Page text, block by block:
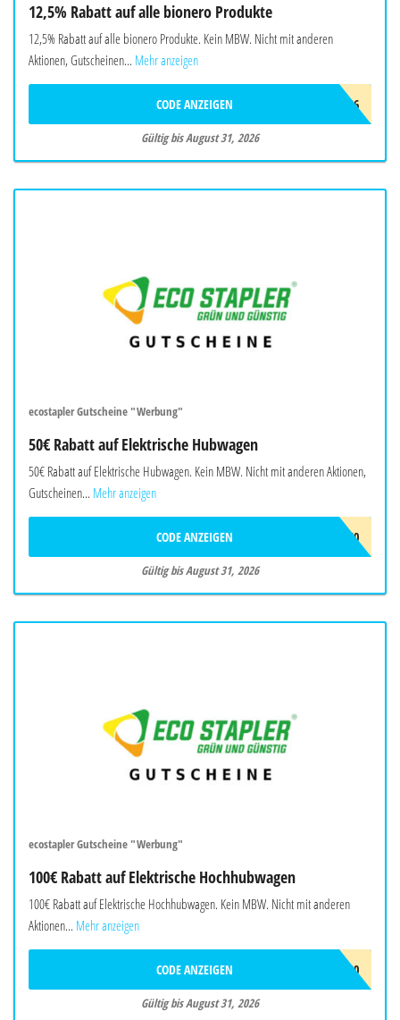
12,5% Rabatt auf alle bionero Produkte
12,5% Rabatt auf alle bionero Produkte. Kein MBW. Nicht mit anderen
Aktionen, Gutscheinen... Mehr anzeigen
BIONERO26
CODE ANZEIGEN
Gültig bis August 31, 2026
ecostapler Gutscheine "Werbung"
50€ Rabatt auf Elektrische Hubwagen
50€ Rabatt auf Elektrische Hubwagen. Kein MBW. Nicht mit anderen Aktionen,
Gutscheinen... Mehr anzeigen
EHUB50
CODE ANZEIGEN
Gültig bis August 31, 2026
ecostapler Gutscheine "Werbung"
100€ Rabatt auf Elektrische Hochhubwagen
100€ Rabatt auf Elektrische Hochhubwagen. Kein MBW. Nicht mit anderen
Aktionen... Mehr anzeigen
EHOCH100
CODE ANZEIGEN
Gültig bis August 31, 2026